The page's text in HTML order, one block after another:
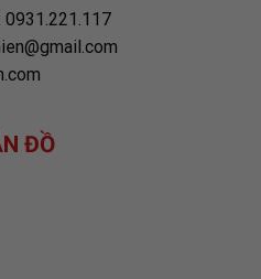
0931.221.117
ĐỒ